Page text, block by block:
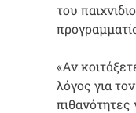
του
«Αν
λόγος για
πιθανότητες